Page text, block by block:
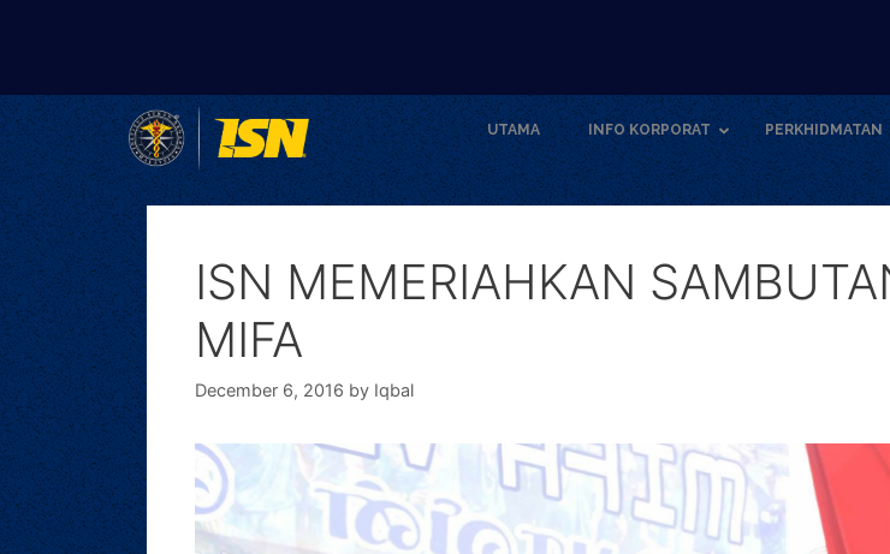
UTAMA INFO KORPORAT PERKHIDMATAN
ISN MEMERIAHKAN
MIFA
December 6, 2016 by Iqbal